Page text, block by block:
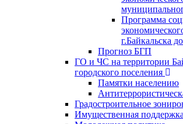
Программа
г.Байкальска
Прогноз БГП
ГО и ЧС на территории
городского поселения
Памятки населению
Градостроительное
Имущественная